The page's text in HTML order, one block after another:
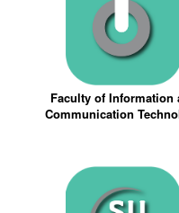
Faculty of Information
Communication